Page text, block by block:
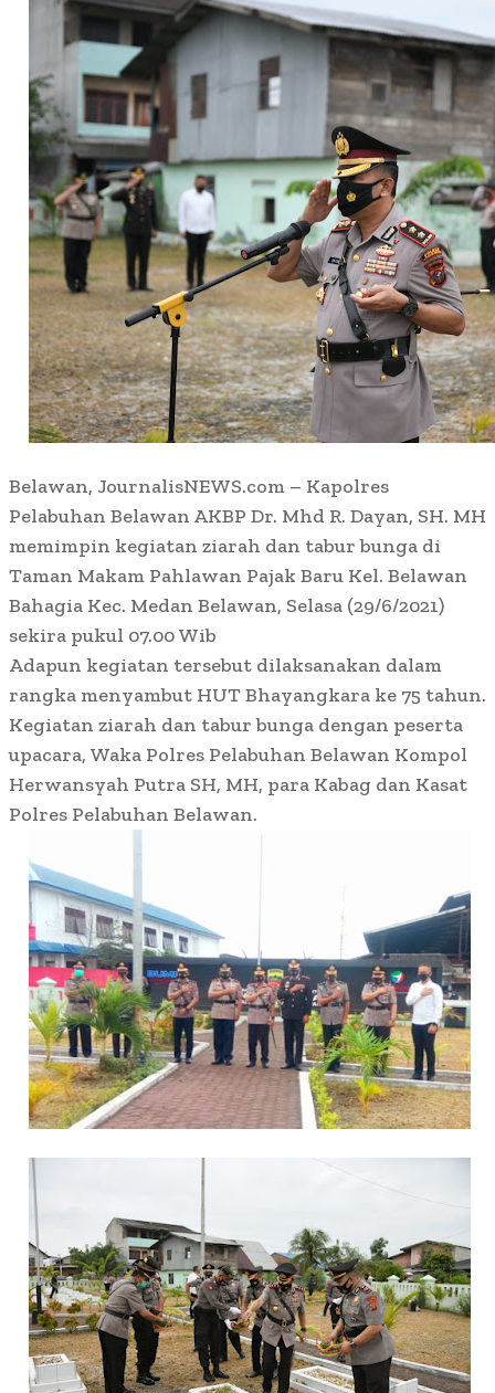
Belawan, JournalisNEWS.com – Kapolres
Pelabuhan Belawan AKBP Dr. Mhd R. Dayan, SH. MH
memimpin kegiatan ziarah dan tabur bunga di
Taman Makam Pahlawan Pajak Baru Kel. Belawan
Bahagia Kec. Medan Belawan, Selasa (29/6/2021)
sekira pukul 07.00 Wib
Adapun kegiatan tersebut dilaksanakan dalam
rangka menyambut HUT Bhayangkara ke 75 tahun.
Kegiatan ziarah dan tabur bunga dengan peserta
upacara, Waka Polres Pelabuhan Belawan Kompol
Herwansyah Putra SH, MH, para Kabag dan Kasat
Polres Pelabuhan Belawan.